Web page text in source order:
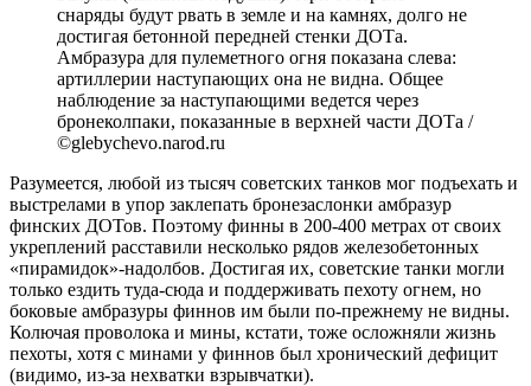
снаряды будут рвать в земле и на камнях, долго не
достигая бетонной передней стенки ДОТа.
Амбразура для пулеметного огня показана слева:
артиллерии наступающих она не видна. Общее
наблюдение за наступающими ведется через
бронеколпаки, показанные в верхней части ДОТа /
©glebychevo.narod.ru
Разумеется, любой из тысяч советских танков мог подъехать и
выстрелами в упор заклепать бронезаслонки амбразур
финских ДОТов. Поэтому финны в 200-400 метрах от своих
укреплений расставили несколько рядов железобетонных
«пирамидок»-надолбов. Достигая их, советские танки могли
только ездить туда-сюда и поддерживать пехоту огнем, но
боковые амбразуры финнов им были по-прежнему не видны.
Колючая проволока и мины, кстати, тоже осложняли жизнь
пехоты, хотя с минами у финнов был хронический дефицит
(видимо, из-за нехватки взрывчатки).